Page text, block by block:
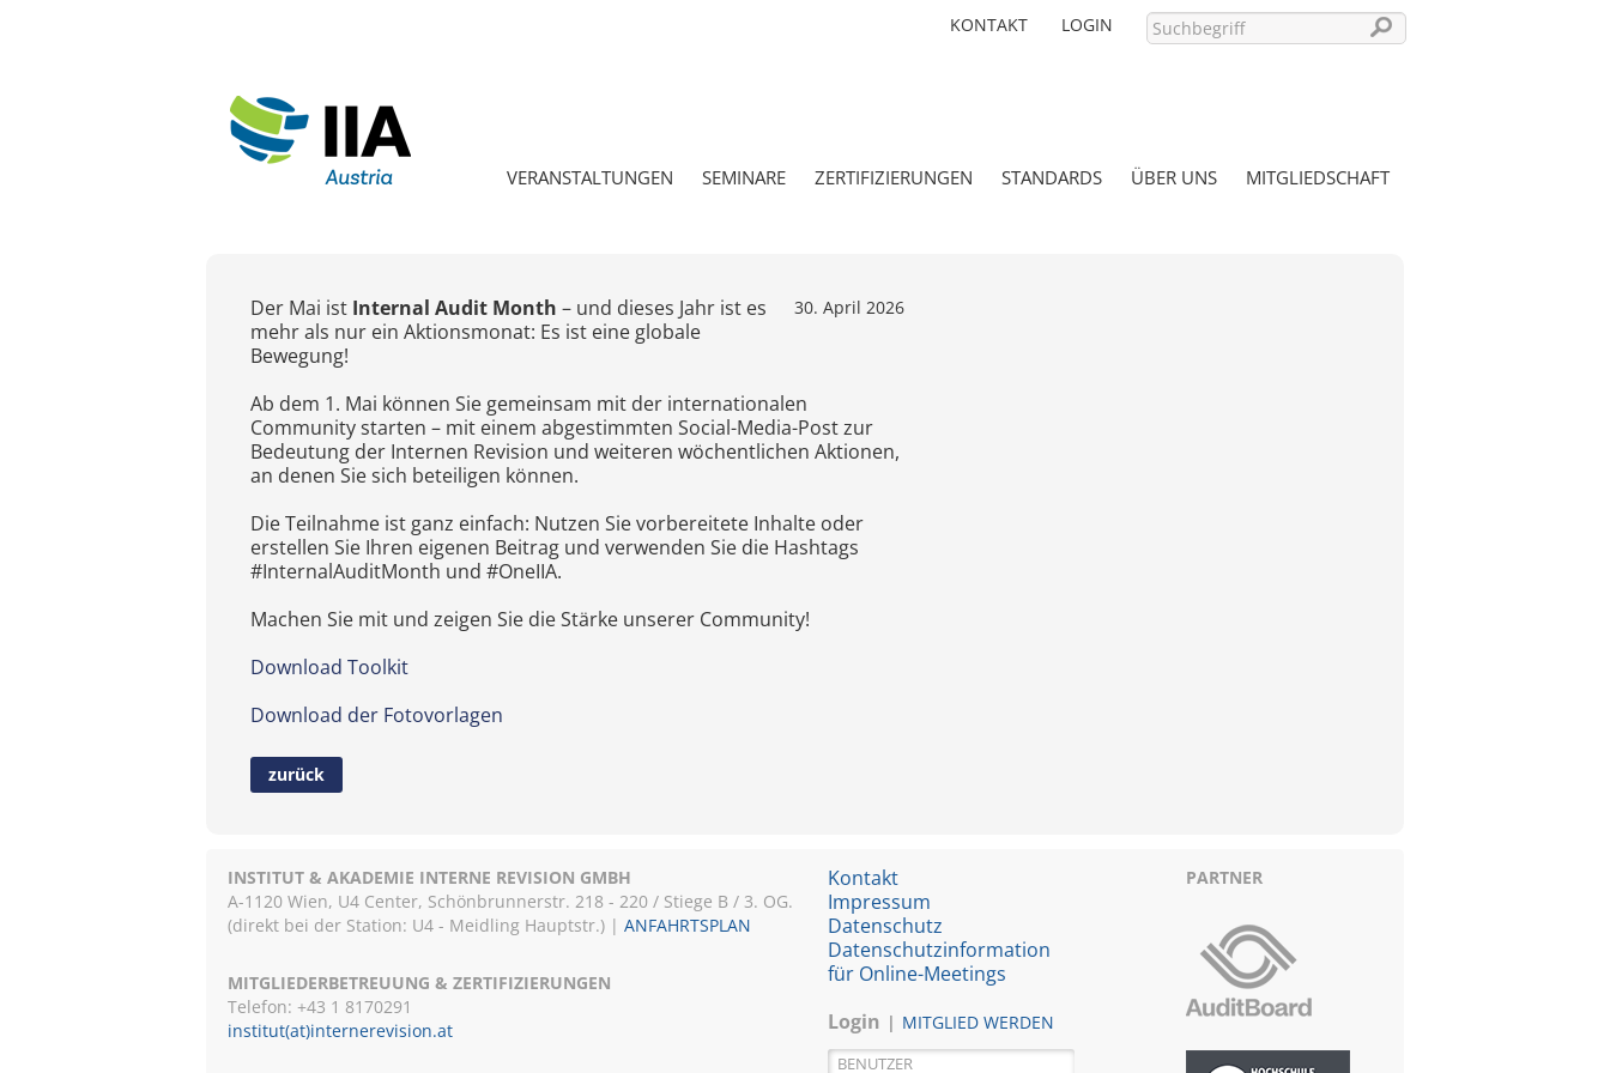
KONTAKT LOGIN
PASSWORT VERGESSEN?
VERANSTALTUNGEN SEMINARE ZERTIFIZIERUNGEN STANDARDS ÜBER UNS MITGLIEDSCHAFT
30. April 2026
Der Mai ist Internal Audit Month – und dieses Jahr ist es
mehr als nur ein Aktionsmonat: Es ist eine globale
Bewegung!
Ab dem 1. Mai können Sie gemeinsam mit der internationalen
Community starten – mit einem abgestimmten Social-Media-Post zur
Bedeutung der Internen Revision und weiteren wöchentlichen Aktionen,
an denen Sie sich beteiligen können.
Die Teilnahme ist ganz einfach: Nutzen Sie vorbereitete Inhalte oder
erstellen Sie Ihren eigenen Beitrag und verwenden Sie die Hashtags
#InternalAuditMonth und #OneIIA.
Machen Sie mit und zeigen Sie die Stärke unserer Community!
Download Toolkit
Download der Fotovorlagen
zurück
INSTITUT & AKADEMIE INTERNE REVISION GMBH
A-1120 Wien, U4 Center, Schönbrunnerstr. 218 - 220 / Stiege B / 3. OG.
(direkt bei der Station: U4 - Meidling Hauptstr.) | ANFAHRTSPLAN
MITGLIEDERBETREUUNG & ZERTIFIZIERUNGEN
Telefon: +43 1 8170291
institut(at)internerevision.at
Kontakt
Impressum
Datenschutz
Datenschutzinformation
für Online-Meetings
Login
MITGLIED WERDEN
PARTNER